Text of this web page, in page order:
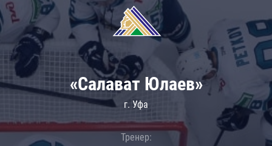
«Салават Юлаев»
г. Уфа
Тренер: